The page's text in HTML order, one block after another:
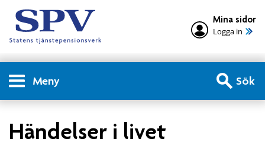
Mina sidor
Logga in
Meny Sök
Händelser i livet